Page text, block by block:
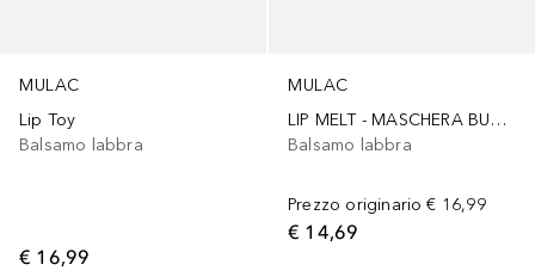
MULAC
Lip Toy
Balsamo labbra
€ 16,99
MULAC
LIP MELT - MASCHERA BURRO LABBRA
Balsamo labbra
Prezzo originario € 16,99
€ 14,69